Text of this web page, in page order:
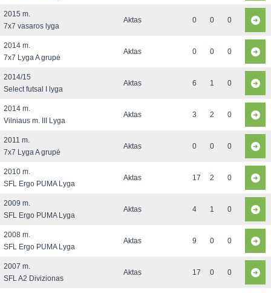
2015 m.
7x7 vasaros lyga
Aktas 0 0 0
2014 m.
7x7 Lyga A grupė
Aktas 0 0 0
2014/15
Select futsal I lyga
Aktas 6 1 0
2014 m.
Vilniaus m. III Lyga
Aktas 3 2 0
2011 m.
7x7 Lyga A grupė
Aktas 0 0 0
2010 m.
SFL Ergo PUMA Lyga
Aktas 17 2 0
2009 m.
SFL Ergo PUMA Lyga
Aktas 4 1 0
2008 m.
SFL Ergo PUMA Lyga
Aktas 9 0 0
2007 m.
SFL A2 Divizionas
Aktas 17 0 0